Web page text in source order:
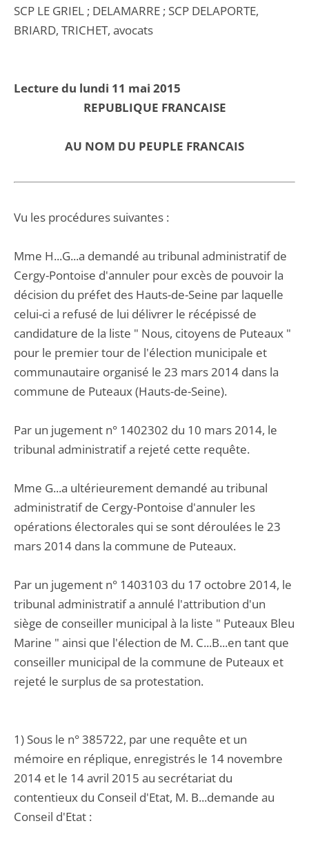
SCP LE GRIEL ; DELAMARRE ; SCP DELAPORTE,
BRIARD, TRICHET, avocats
Lecture du lundi 11 mai 2015
REPUBLIQUE FRANCAISE
AU NOM DU PEUPLE FRANCAIS
Vu les procédures suivantes :
Mme H...G...a demandé au tribunal administratif de
Cergy-Pontoise d'annuler pour excès de pouvoir la
décision du préfet des Hauts-de-Seine par laquelle
celui-ci a refusé de lui délivrer le récépissé de
candidature de la liste " Nous, citoyens de Puteaux "
pour le premier tour de l'élection municipale et
communautaire organisé le 23 mars 2014 dans la
commune de Puteaux (Hauts-de-Seine).
Par un jugement n° 1402302 du 10 mars 2014, le
tribunal administratif a rejeté cette requête.
Mme G...a ultérieurement demandé au tribunal
administratif de Cergy-Pontoise d'annuler les
opérations électorales qui se sont déroulées le 23
mars 2014 dans la commune de Puteaux.
Par un jugement n° 1403103 du 17 octobre 2014, le
tribunal administratif a annulé l'attribution d'un
siège de conseiller municipal à la liste " Puteaux Bleu
Marine " ainsi que l'élection de M. C...B...en tant que
conseiller municipal de la commune de Puteaux et
rejeté le surplus de sa protestation.
1) Sous le n° 385722, par une requête et un
mémoire en réplique, enregistrés le 14 novembre
2014 et le 14 avril 2015 au secrétariat du
contentieux du Conseil d'Etat, M. B...demande au
Conseil d'Etat :